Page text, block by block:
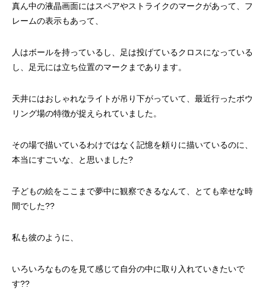
真ん中の液晶画面にはスペアやストライクのマークがあって、フ
レームの表示もあって、
人はボールを持っているし、足は投げているクロスになっている
し、足元には立ち位置のマークまであります。
天井にはおしゃれなライトが吊り下がっていて、最近行ったボウ
リング場の特徴が捉えられていました。
その場で描いているわけではなく記憶を頼りに描いているのに、
本当にすごいな、と思いました?
子どもの絵をここまで夢中に観察できるなんて、とても幸せな時
間でした??
私も彼のように、
いろいろなものを見て感じて自分の中に取り入れていきたいで
す??